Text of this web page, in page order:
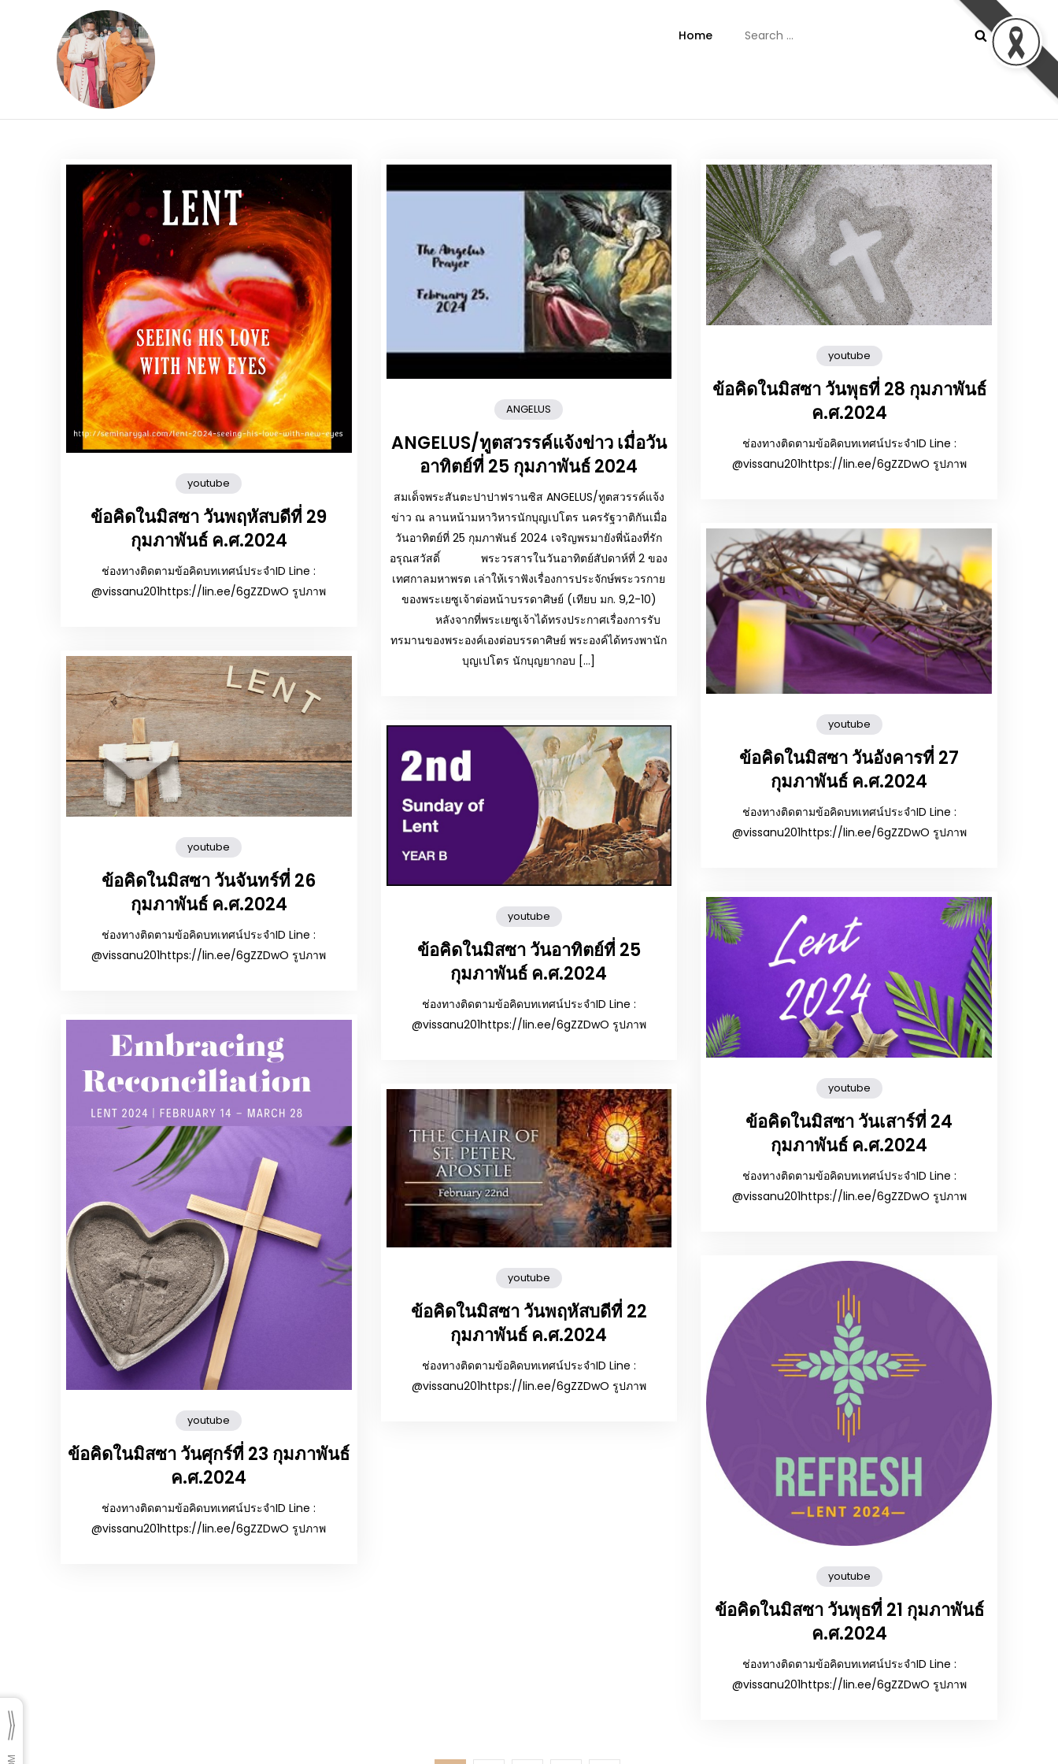
Home
for:
youtube
ข้อคิดในมิสซา วันพฤหัสบดีที่ 29
กุมภาพันธ์ ค.ศ.2024
ช่องทางติดตามข้อคิดบทเทศน์ประจำID Line :
@vissanu201https://lin.ee/6gZZDwO รูปภาพ
ANGELUS
ANGELUS/ทูตสวรรค์แจ้งข่าว เมื่อวัน
อาทิตย์ที่ 25 กุมภาพันธ์ 2024
สมเด็จพระสันตะปาปาฟรานซิส ANGELUS/ทูตสวรรค์แจ้ง
ข่าว ณ ลานหน้ามหาวิหารนักบุญเปโตร นครรัฐวาติกันเมื่อ
วันอาทิตย์ที่ 25 กุมภาพันธ์ 2024 เจริญพรมายังพี่น้องที่รัก
อรุณสวัสดิ์ พระวรสารในวันอาทิตย์สัปดาห์ที่ 2 ของ
เทศกาลมหาพรต เล่าให้เราฟังเรื่องการประจักษ์พระวรกาย
ของพระเยซูเจ้าต่อหน้าบรรดาศิษย์ (เทียบ มก. 9,2-10)
หลังจากที่พระเยซูเจ้าได้ทรงประกาศเรื่องการรับ
ทรมานของพระองค์เองต่อบรรดาศิษย์ พระองค์ได้ทรงพานัก
บุญเปโตร นักบุญยากอบ […]
youtube
ข้อคิดในมิสซา วันพุธที่ 28 กุมภาพันธ์
ค.ศ.2024
ช่องทางติดตามข้อคิดบทเทศน์ประจำID Line :
@vissanu201https://lin.ee/6gZZDwO รูปภาพ
youtube
ข้อคิดในมิสซา วันอังคารที่ 27
กุมภาพันธ์ ค.ศ.2024
ช่องทางติดตามข้อคิดบทเทศน์ประจำID Line :
@vissanu201https://lin.ee/6gZZDwO รูปภาพ
youtube
ข้อคิดในมิสซา วันจันทร์ที่ 26
กุมภาพันธ์ ค.ศ.2024
ช่องทางติดตามข้อคิดบทเทศน์ประจำID Line :
@vissanu201https://lin.ee/6gZZDwO รูปภาพ
youtube
ข้อคิดในมิสซา วันอาทิตย์ที่ 25
กุมภาพันธ์ ค.ศ.2024
ช่องทางติดตามข้อคิดบทเทศน์ประจำID Line :
@vissanu201https://lin.ee/6gZZDwO รูปภาพ
youtube
ข้อคิดในมิสซา วันเสาร์ที่ 24
กุมภาพันธ์ ค.ศ.2024
ช่องทางติดตามข้อคิดบทเทศน์ประจำID Line :
@vissanu201https://lin.ee/6gZZDwO รูปภาพ
youtube
ข้อคิดในมิสซา วันศุกร์ที่ 23 กุมภาพันธ์
ค.ศ.2024
ช่องทางติดตามข้อคิดบทเทศน์ประจำID Line :
@vissanu201https://lin.ee/6gZZDwO รูปภาพ
youtube
ข้อคิดในมิสซา วันพฤหัสบดีที่ 22
กุมภาพันธ์ ค.ศ.2024
ช่องทางติดตามข้อคิดบทเทศน์ประจำID Line :
@vissanu201https://lin.ee/6gZZDwO รูปภาพ
youtube
ข้อคิดในมิสซา วันพุธที่ 21 กุมภาพันธ์
ค.ศ.2024
ช่องทางติดตามข้อคิดบทเทศน์ประจำID Line :
@vissanu201https://lin.ee/6gZZDwO รูปภาพ